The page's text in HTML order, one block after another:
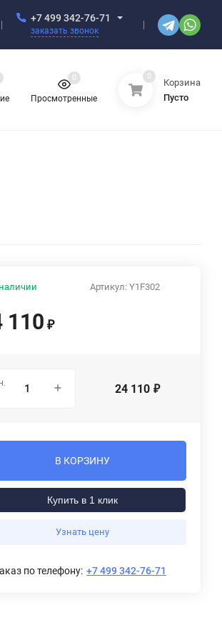
+7 499 342-76-71
заказать звонок
Просмотренные
0 0
Корзина
Пусто
Артикул: Y1F302
110 ₽
24 110 ₽
В КОРЗИНУ
Купить в 1 клик
Узнать цену
по телефону: +7 499 342-76-71